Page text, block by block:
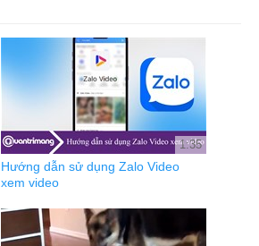
1:35
Hướng dẫn sử dụng Zalo Video
xem video